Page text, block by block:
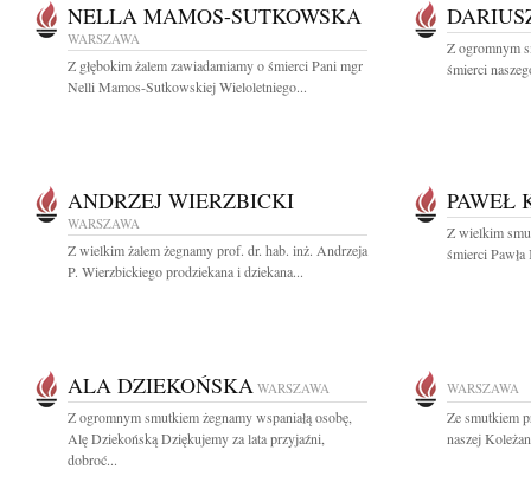
NELLA MAMOS-SUTKOWSKA
WARSZAWA
Z głębokim żalem zawiadamiamy o śmierci Pani mgr
Nelli Mamos-Sutkowskiej Wieloletniego...
Z ogromnym
śmierci
ANDRZEJ WIERZBICKI
WARSZAWA
Z wielkim żalem żegnamy prof. dr. hab. inż. Andrzeja
P. Wierzbickiego prodziekana i dziekana...
PAWEŁ
Z wielkim
śmierci
ALA DZIEKOŃSKA WARSZAWA
Z ogromnym smutkiem żegnamy wspaniałą osobę,
Alę Dziekońską Dziękujemy za lata przyjaźni,
dobroć...
WARSZAWA
Ze smutkiem
naszej